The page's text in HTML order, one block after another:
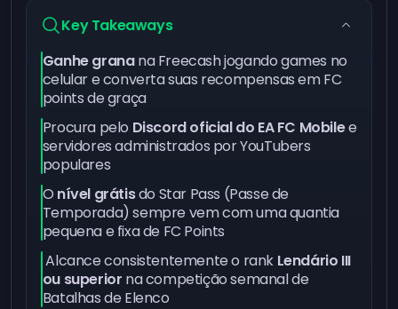
Key Takeaways
Ganhe grananaFreecashjogando games no
celular e converta suas recompensas em FC
points de graça
Procura pelo Discord oficial do EA FC Mobilee
servidores administrados por YouTubers
populares
O nível grátisdo Star Pass (Passe de
Temporada) sempre vem com uma quantia
pequena e fixa de FC Points
Alcance consistentemente o rank Lendário III
ou superior na competição semanal de
Batalhas de Elenco